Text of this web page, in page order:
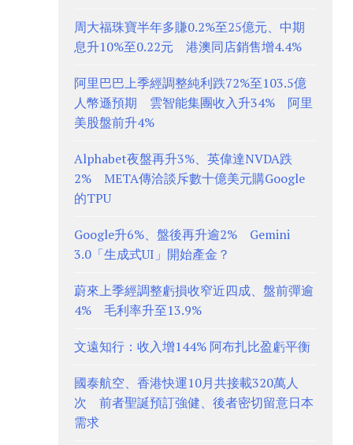
周大福珠寶半年多賺0.2%至25億元、中期
息升10%至0.22元 港澳同店銷售增4.4%
阿里巴巴上季經調整純利跌72%至103.5億
人幣遜預期 雲智能集團收入升34% 阿里
美股盤前升4%
Alphabet夜盤再升3%、英偉達NVDA跌
2% META傳洽談斥數十億美元購Google
的TPU
Google升6%、盤後再升逾2% Gemini
3.0「生成式UI」開始產金？
蔚來上季經調整虧損收窄近四成、盤前彈逾
4% 毛利率升至13.9%
文遠知行：收入增144% 阿布扎比盈虧平衡
國泰航空、香港快運10月共接載320萬人
次 前者聖誕預訂強健、後者密切留意日本
需求